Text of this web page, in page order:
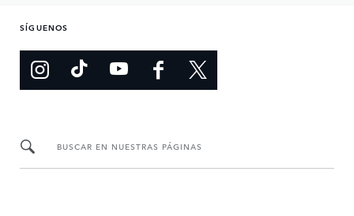
SÍGUENOS
BUSCAR EN NUESTRAS PÁGINAS